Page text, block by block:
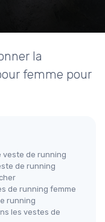
la
femme pour
veste de running
de running
de running femme
running
les vestes de